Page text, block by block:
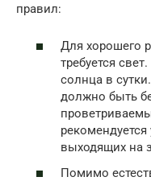
правил:
Для хорошего
требуется
солнца в
должно быть
выходящих на
Помимо